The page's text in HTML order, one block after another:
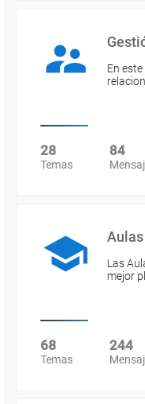
En
28
Temas
84
Las
mejor
68
Temas
244